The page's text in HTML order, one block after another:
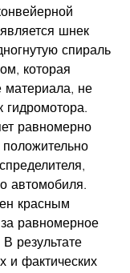
шнек
спираль
которая
материала, не
гидромотора.
равномерно
положительно
автомобиля.
красным
равномерное
результате
и фактических